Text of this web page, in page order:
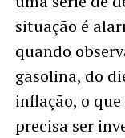
situação é
quando
gasolina, do
inflação, o
precisa ser